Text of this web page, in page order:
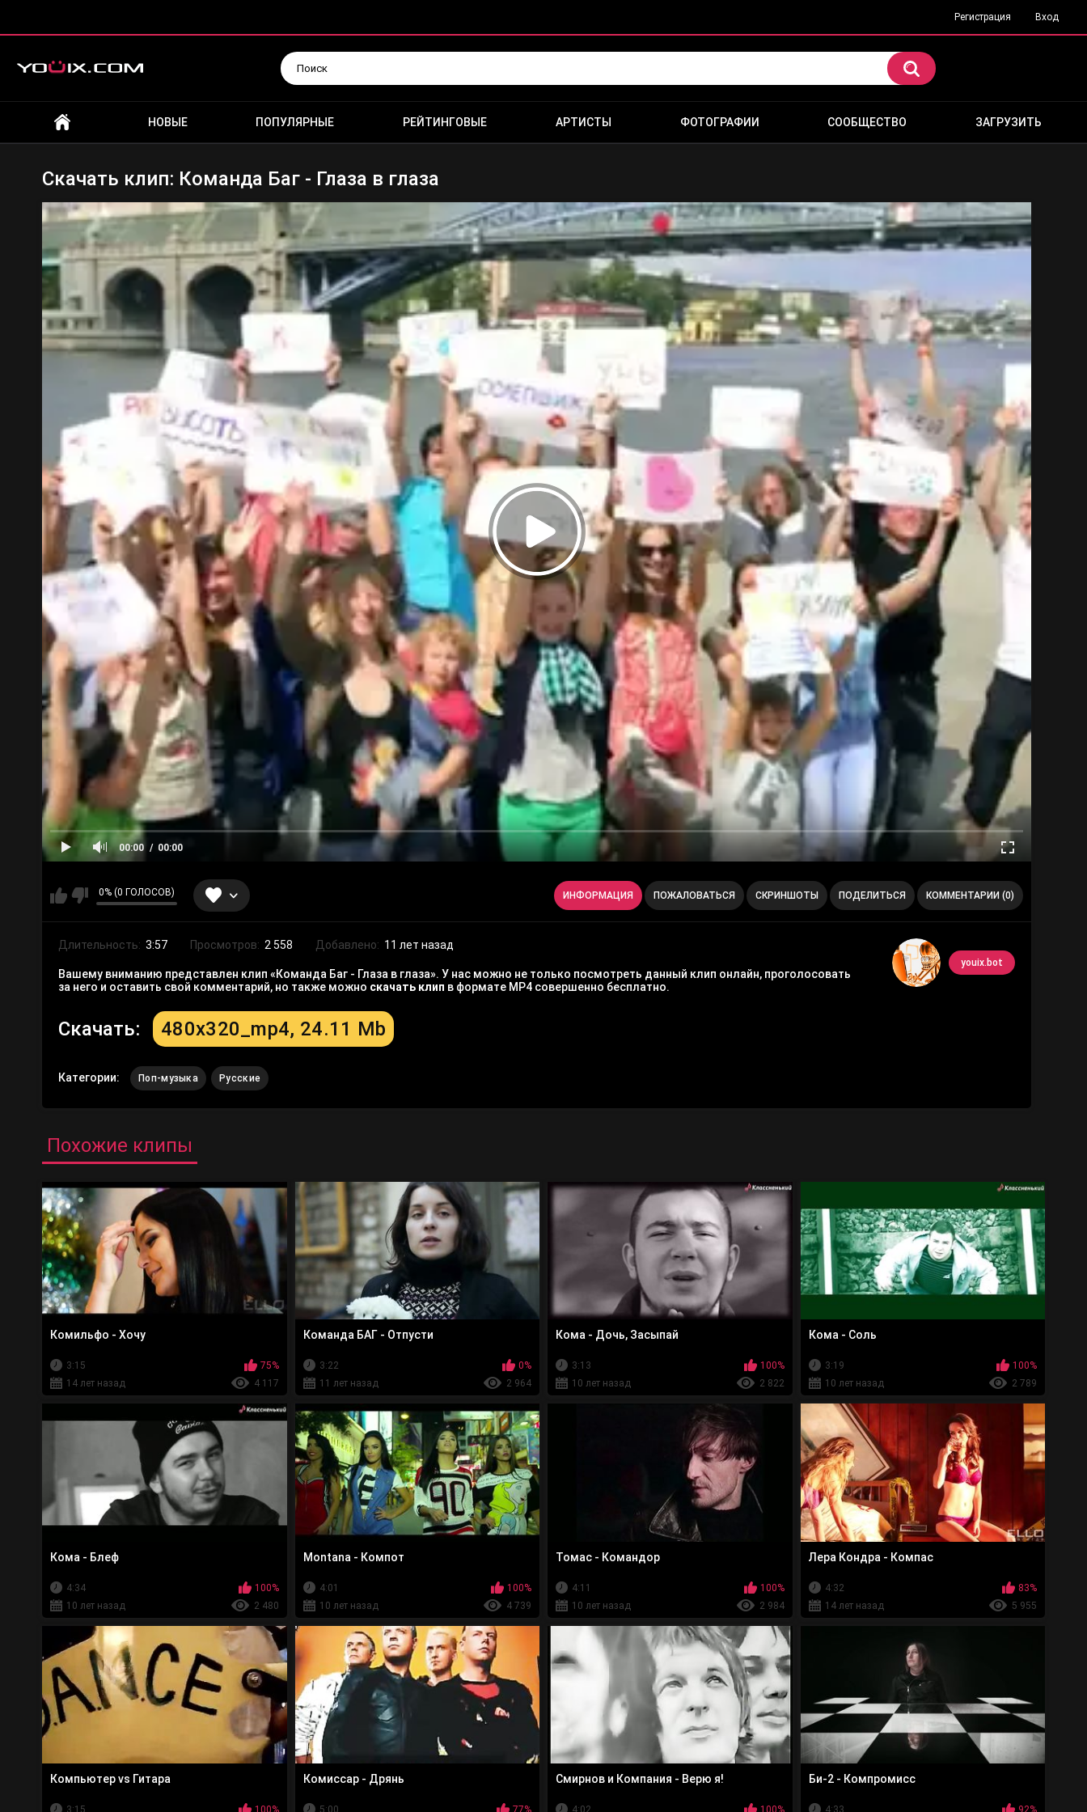
Регистрация Вход
НОВЫЕ ПОПУЛЯРНЫЕ РЕЙТИНГОВЫЕ АРТИСТЫ ФОТОГРАФИИ СООБЩЕСТВО ЗАГРУЗИТЬ
Скачать клип: Команда Баг - Глаза в глаза
00:00 00:00
0% (0 ГОЛОСОВ) ИНФОРМАЦИЯ ПОЖАЛОВАТЬСЯ СКРИНШОТЫ ПОДЕЛИТЬСЯ КОММЕНТАРИИ (0)
youix.bot
Длительность: 3:57 Просмотров: 2 558 Добавлено: 11 лет назад
Вашему вниманию представлен клип «Команда Баг - Глаза в глаза». У нас можно не только посмотреть данный клип онлайн, проголосовать
за него и оставить свой комментарий, но также можно скачать клип в формате MP4 совершенно бесплатно.
Скачать: 480x320_mp4, 24.11 Mb
Категории: Поп-музыка Русские
Похожие клипы
Комильфо - Хочу
3:15
75%
14 лет назад
4 117
Команда БАГ - Отпусти
3:22
0%
11 лет назад
2 964
Кома - Дочь, Засыпай
3:13
100%
10 лет назад
2 822
Кома - Соль
3:19
100%
10 лет назад
2 789
Кома - Блеф
4:34
100%
10 лет назад
2 480
Montana - Компот
4:01
100%
10 лет назад
4 739
Томас - Командор
4:11
100%
10 лет назад
2 984
Лера Кондра - Компас
4:32
83%
14 лет назад
5 955
Компьютер vs Гитара
3:15 100%
Комиссар - Дрянь
5:00 77%
Смирнов и Компания - Верю я!
4:02 100%
Би-2 - Компромисс
4:33 92%